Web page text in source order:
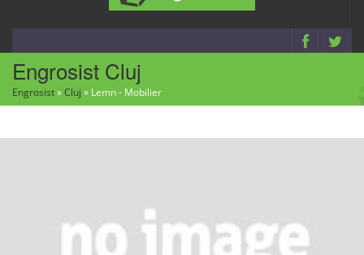
Engrosist Cluj
Engrosist»Cluj » Lemn - Mobilier